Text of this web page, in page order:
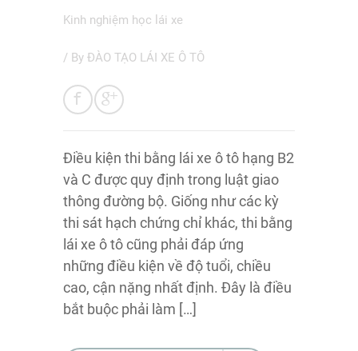
Kinh nghiệm học lái xe
/ By ĐÀO TẠO LÁI XE Ô TÔ
Điều kiện thi bằng lái xe ô tô hạng B2
và C được quy định trong luật giao
thông đường bộ. Giống như các kỳ
thi sát hạch chứng chỉ khác, thi bằng
lái xe ô tô cũng phải đáp ứng
những điều kiện về độ tuổi, chiều
cao, cận nặng nhất định. Đây là điều
bắt buộc phải làm […]